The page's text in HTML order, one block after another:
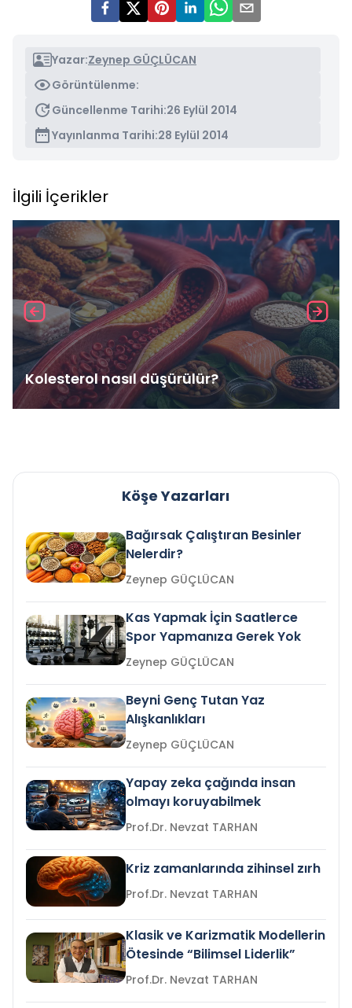
Yazar:Zeynep GÜÇLÜCAN
Görüntülenme:
Güncellenme Tarihi:26 Eylül 2014
Yayınlanma Tarihi:28 Eylül 2014
İlgili İçerikler
Kolesterol nasıl düşürülür?
Köşe Yazarları
Bağırsak Çalıştıran Besinler
Nelerdir?
Zeynep GÜÇLÜCAN
Kas Yapmak İçin Saatlerce
Spor Yapmanıza Gerek Yok
Zeynep GÜÇLÜCAN
Beyni Genç Tutan Yaz
Alışkanlıkları
Zeynep GÜÇLÜCAN
Yapay zeka çağında insan
olmayı koruyabilmek
Prof.Dr. Nevzat TARHAN
Kriz zamanlarında zihinsel zırh
Prof.Dr. Nevzat TARHAN
Klasik ve Karizmatik Modellerin
Ötesinde “Bilimsel Liderlik”
Prof.Dr. Nevzat TARHAN